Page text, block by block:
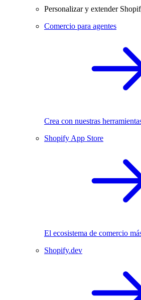
Personalizar y extender
Comercio para agentes
Crea con nuestras
Shopify App Store
El ecosistema de comercio
Shopify.dev